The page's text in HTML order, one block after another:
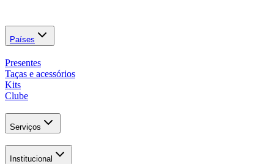
Países
Presentes
Taças e acessórios
Kits
Clube
Serviços
Institucional